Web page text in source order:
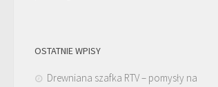
OSTATNIE WPISY
Drewniana szafka RTV – pomysły na